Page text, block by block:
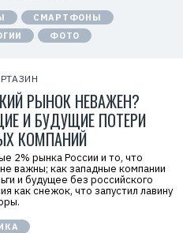
РЫНОК НЕВАЖЕН?
И БУДУЩИЕ ПОТЕРИ
КОМПАНИЙ
2% рынка России и то, что
важны; как западные компании
и будущее без российского
как снежок, что запустил лавину
м
п
а
н
а
в
э
й
»
Н
Н
:
7
СМАРТФОНЫ
ФОТО